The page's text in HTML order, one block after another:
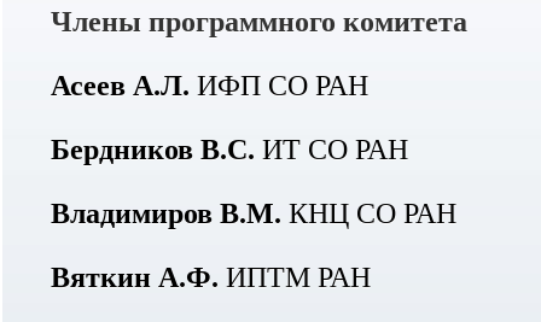
Члены программного комитета
Асеев А.Л. ИФП СО РАН
Бердников В.С. ИТ СО РАН
Владимиров В.М. КНЦ СО РАН
Вяткин А.Ф. ИПТМ РАН